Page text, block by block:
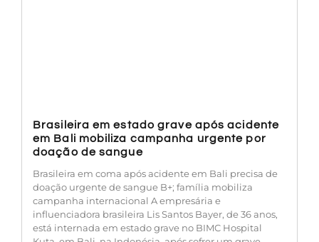
Brasileira em estado grave após acidente
em Bali mobiliza campanha urgente por
doação de sangue
Brasileira em coma após acidente em Bali precisa de
doação urgente de sangue B+; família mobiliza
campanha internacional A empresária e
influenciadora brasileira Lis Santos Bayer, de 36 anos,
está internada em estado grave no BIMC Hospital